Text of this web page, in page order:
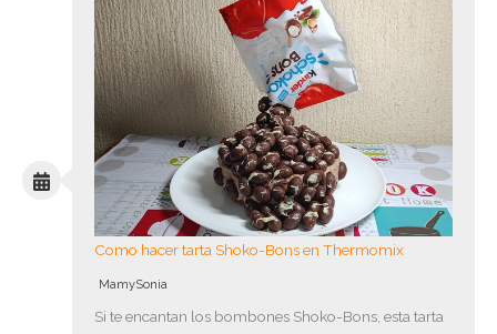
Como hacer tarta Shoko-Bons en Thermomix
MamySonia
Si te encantan los bombones Shoko-Bons, esta tarta